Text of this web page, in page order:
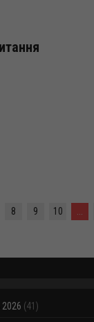
8 9 10
(41)